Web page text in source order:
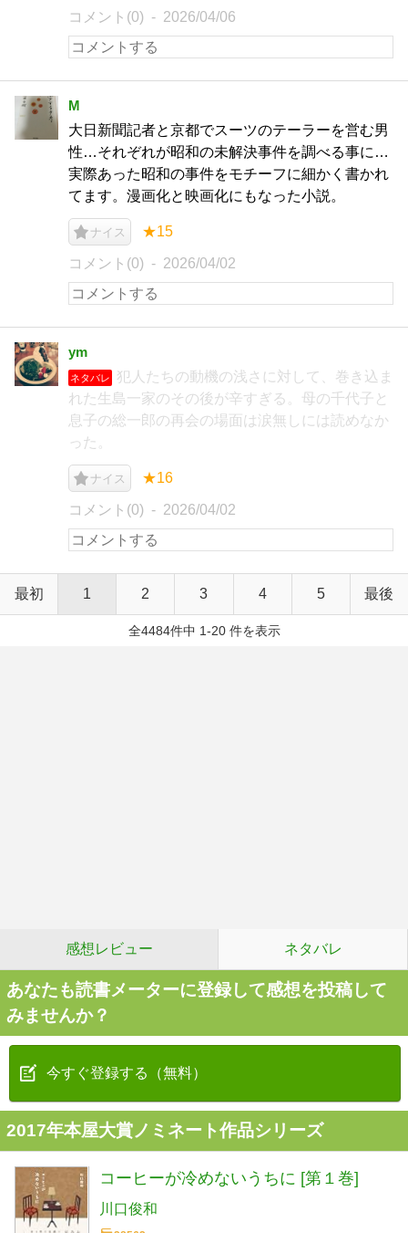
コメント(0) 2026/04/06
M
大日新聞記者と京都でスーツのテーラーを営む男
性…それぞれが昭和の未解決事件を調べる事に…
実際あった昭和の事件をモチーフに細かく書かれ
てます。漫画化と映画化にもなった小説。
ナイス ★15
コメント(0) 2026/04/02
ym
ネタバレ
犯人たちの動機の浅さに対して、巻き込ま
れた生島一家のその後が辛すぎる。母の千代子と
息子の総一郎の再会の場面は涙無しには読めなか
った。
ナイス ★16
コメント(0) 2026/04/02
最初 1 2 3 4 5 最後
全4484件中 1-20 件を表示
感想レビュー ネタバレ
あなたも読書メーターに登録して感想を投稿して
みませんか？
今すぐ登録する（無料）
2017年本屋大賞ノミネート作品シリーズ
コーヒーが冷めないうちに [第１巻]
川口俊和